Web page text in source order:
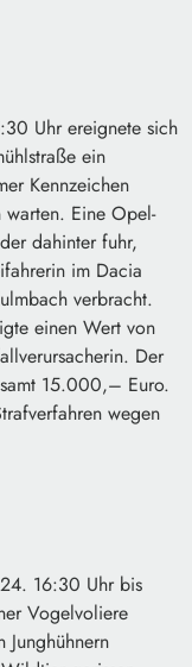
Uhr ereignete sich
ein
Kennzeichen
warten. Eine Opel-
dahinter fuhr,
im Dacia
verbracht.
einen Wert von
Der
15.000,– Euro.
wegen
16:30 Uhr bis
Vogelvoliere